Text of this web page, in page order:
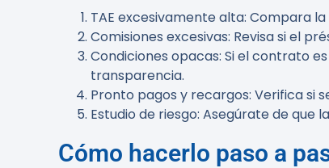
TAE excesivamente alta: Compara
Comisiones excesivas: Revisa si el
Condiciones opacas: Si el contrato
transparencia.
Pronto pagos y recargos: Verifica si
Estudio de riesgo: Asegúrate de que
Cómo hacerlo paso a